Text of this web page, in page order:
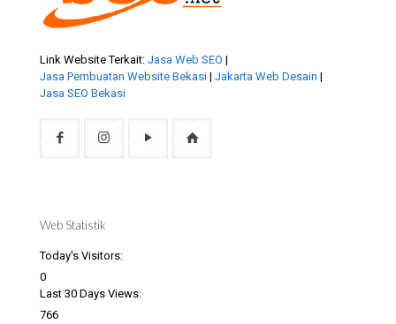
Link Website Terkait: Jasa Web SEO |
Jasa Pembuatan Website Bekasi | Jakarta Web Desain |
Jasa SEO Bekasi
Web Statistik
Today's Visitors:
0
Last 30 Days Views:
766